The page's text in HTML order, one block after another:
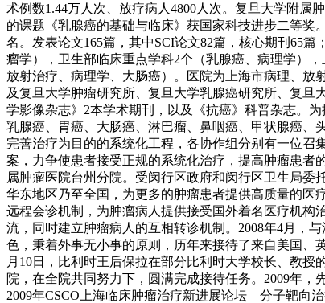
术例数1.44万人次、放疗病人4800人次。复旦大学附属
的课题《乳腺癌的基础与临床》获国家科技进步二等奖
名。发表论文165篇，其中SCI论文82篇，核心期刊65
瘤学），卫生部临床重点学科2个（乳腺癌、病理学）
放射治疗、病理学、大肠癌）。医院为上海市病理、放
及复旦大学肿瘤研究所、复旦大学乳腺癌研究所、复
学影像杂志》2本学术期刊，以及《抗癌》科普杂志。
乳腺癌、胃癌、大肠癌、淋巴瘤、鼻咽癌、甲状腺癌、
完善治疗为目的的系统化工程，各协作组分别有一位
案，力争使患者接受正规的系统化治疗，提高肿瘤患者
属肿瘤医院台州分院。受闵行区政府和闵行区卫生局
华东地区乃至全国，为更多的肿瘤患者提供高质量的医
远程会诊机制，为肿瘤病人提供接受国外着名医疗机构
流，同时建立肿瘤病人的互相转诊机制。2008年4月，
色，秉着外事无小事的原则，历年来接待了来自美国、
月10日，比利时王后保拉在部分比利时大学校长、教授
院，在全院共同努力下，圆满完成接待任务。2009年
2009年CSCO上海临床肿瘤治疗新进展论坛—分子靶向